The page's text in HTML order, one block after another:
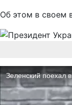
Об этом в своем